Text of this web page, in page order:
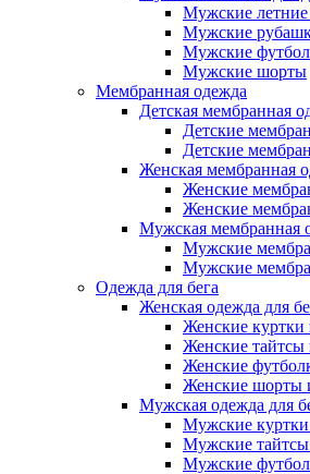
Мужские
Мужские
Мужские
Мужские шорты
Мембранная одежда
Детская мембранная
Детские
Детские
Женская мембранная
Женские
Женские
Мужская мембранная
Мужские
Мужские
Одежда для бега
Женская одежда для
Женские куртки
Женские тайтсы
Женские
Женские шорты
Мужская одежда для
Мужские куртки
Мужские
Мужские